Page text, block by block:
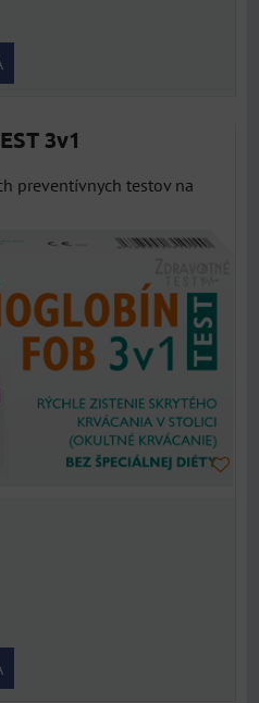
3v1
preventívnych testov na